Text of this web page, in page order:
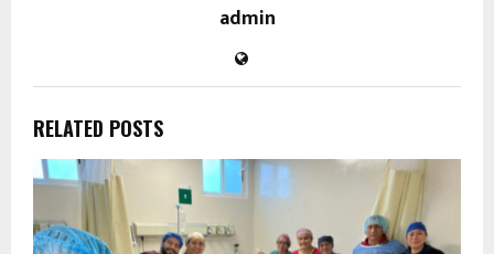
admin
RELATED POSTS